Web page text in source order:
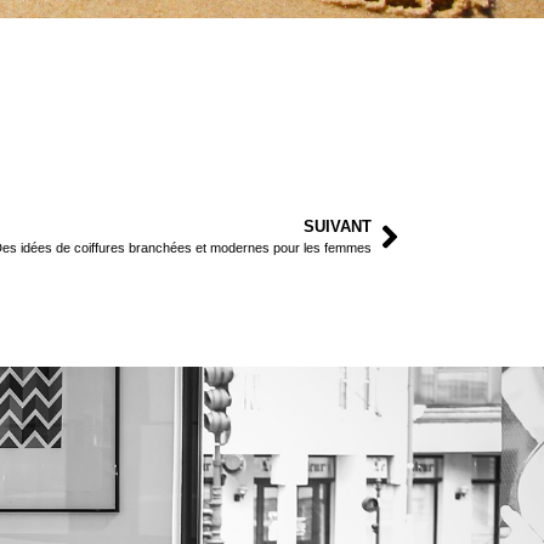
SUIVANT
idées de coiffures branchées et modernes pour les femmes